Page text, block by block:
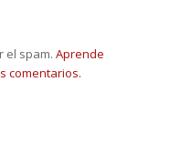
el spam. Aprende
comentarios.